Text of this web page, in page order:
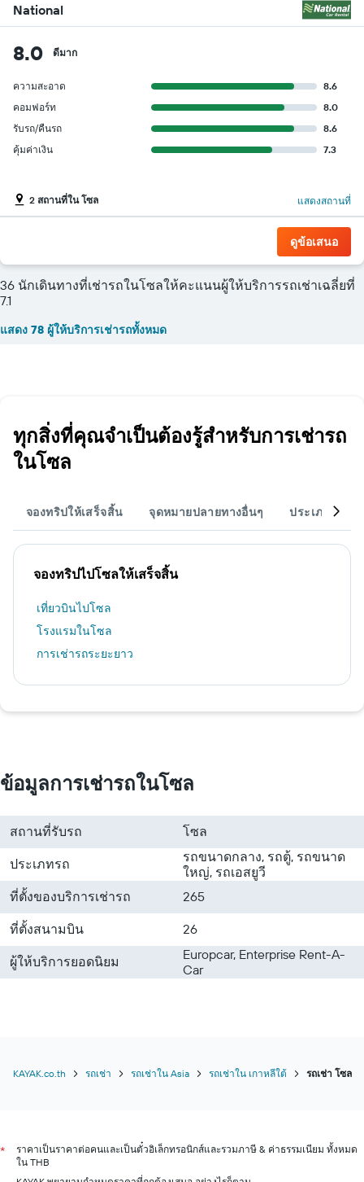
National
8.0 ดีมาก
ความสะอาด
8.6
คอมฟอร์ท
8.0
รับรถ/คืนรถ
8.6
คุ้มค่าเงิน
7.3
2 สถานที่ใน โซล แสดงสถานที่
ดูข้อเสนอ
36 นักเดินทางที่เช่ารถในโซลให้คะแนนผู้ให้บริการรถเช่าเฉลี่ยที่
7.1
แสดง 78 ผู้ให้บริการเช่ารถทั้งหมด
ทุกสิ่งที่คุณจำเป็นต้องรู้สำหรับการเช่ารถ
ในโซล
จองทริปให้เสร็จสิ้น จุดหมายปลายทางอื่นๆ ประเภทรถ
จองทริปไปโซลให้เสร็จสิ้น
เที่ยวบินไปโซล
โรงแรมในโซล
การเช่ารถระยะยาว
ข้อมูลการเช่ารถในโซล
สถานที่รับรถ
โซล
ประเภทรถ
รถขนาดกลาง, รถตู้, รถขนาด
ใหญ่, รถเอสยูวี
ที่ตั้งของบริการเช่ารถ
265
ที่ตั้งสนามบิน
26
ผู้ให้บริการยอดนิยม
Europcar, Enterprise Rent-A-
Car
KAYAK.co.th รถเช่า รถเช่าใน Asia รถเช่าใน เกาหลีใต้ รถเช่า โซล
*
ราคาเป็นราคาต่อคนและเป็นตั๋วอิเล็กทรอนิกส์และรวมภาษี & ค่าธรรมเนียม ทั้งหมด
ใน THB